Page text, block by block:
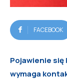
FACEBOOK
Pojawienie się
wymaga